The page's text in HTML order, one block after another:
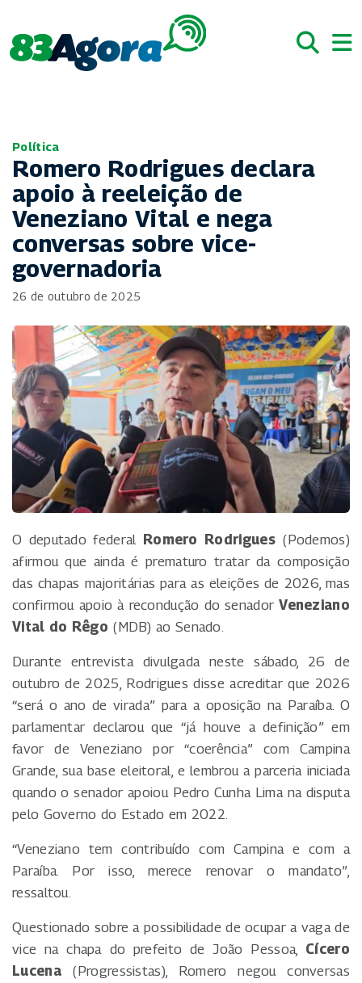
Política
Romero Rodrigues declara
apoio à reeleição de
Veneziano Vital e nega
conversas sobre vice-
governadoria
26 de outubro de 2025
O deputado federal Romero Rodrigues(Podemos)
afirmou que ainda é prematuro tratar da composição
das chapas majoritárias para as eleições de 2026, mas
confirmou apoio à recondução do senadorVeneziano
Vital do Rêgo (MDB) ao Senado.
Durante entrevista divulgada neste sábado, 26 de
outubro de 2025, Rodrigues disse acreditar que 2026
“será o ano de virada” para a oposição na Paraíba. O
parlamentar declarou que “já houve a definição” em
favor de Veneziano por “coerência” com Campina
Grande, sua base eleitoral, e lembrou a parceria iniciada
quando o senador apoiou Pedro Cunha Lima na disputa
pelo Governo do Estado em 2022.
“Veneziano tem contribuído com Campina e com a
Paraíba. Por isso, merece renovar o mandato”,
ressaltou.
Questionado sobre a possibilidade de ocupar a vaga de
vice na chapa do prefeito de João Pessoa, Cícero
Lucena(Progressistas), Romero negou conversas